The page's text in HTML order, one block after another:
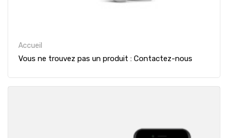
Accueil
Vous ne trouvez pas un produit : Contactez-nous